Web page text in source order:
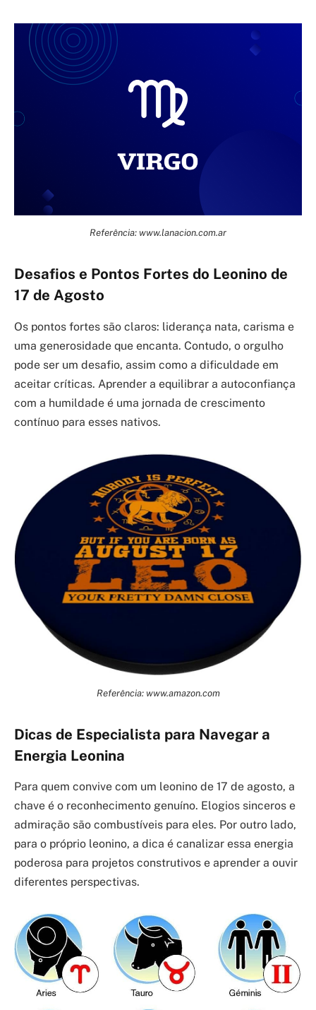
Referência: www.lanacion.com.ar
Desafios e Pontos Fortes do Leonino de
17 de Agosto
Os pontos fortes são claros: liderança nata, carisma e
uma generosidade que encanta. Contudo, o orgulho
pode ser um desafio, assim como a dificuldade em
aceitar críticas. Aprender a equilibrar a autoconfiança
com a humildade é uma jornada de crescimento
contínuo para esses nativos.
Referência: www.amazon.com
Dicas de Especialista para Navegar a
Energia Leonina
Para quem convive com um leonino de 17 de agosto, a
chave é o reconhecimento genuíno. Elogios sinceros e
admiração são combustíveis para eles. Por outro lado,
para o próprio leonino, a dica é canalizar essa energia
poderosa para projetos construtivos e aprender a ouvir
diferentes perspectivas.